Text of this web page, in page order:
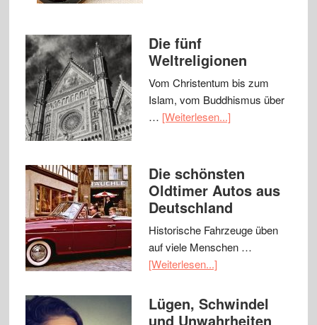
Die fünf
Weltreligionen
Vom Christentum bis zum
Islam, vom Buddhismus über
… [Weiterlesen...]
Die schönsten
Oldtimer Autos aus
Deutschland
Historische Fahrzeuge üben
auf viele Menschen …
[Weiterlesen...]
Lügen, Schwindel
und Unwahrheiten